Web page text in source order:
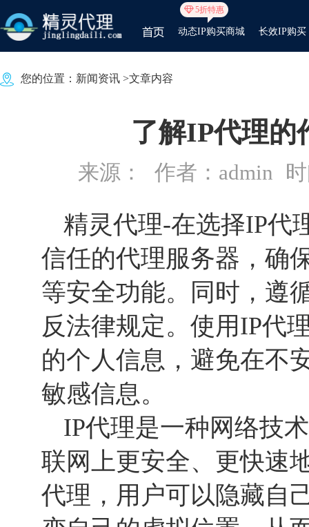
5折特惠
动态IP购买商城 长效IP购买
您的位置： 新闻资讯 >文章内容
了解IP代理的
来源： 作者：admin
精灵代理-在选择IP代
信任的代理服务器，确
等安全功能。同时，遵
反法律规定。使用IP代
的个人信息，避免在不
敏感信息。
IP代理是一种网络技
联网上更安全、更快速
代理，用户可以隐藏自